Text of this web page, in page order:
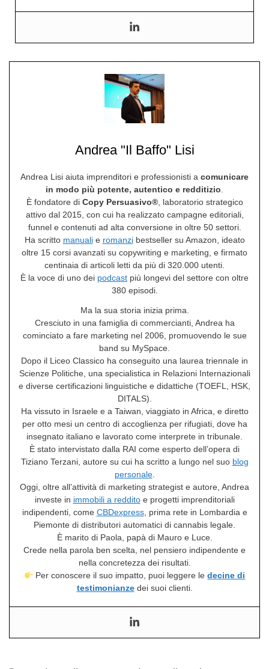
Andrea "Il Baffo" Lisi
Andrea Lisi aiuta imprenditori e professionisti a comunicare
in modo più potente, autentico e redditizio.
È fondatore di Copy Persuasivo®, laboratorio strategico
attivo dal 2015, con cui ha realizzato campagne editoriali,
funnel e contenuti ad alta conversione in oltre 50 settori.
Ha scritto manualie romanzibestseller su Amazon, ideato
oltre 15 corsi avanzati su copywriting e marketing, e firmato
centinaia di articoli letti da più di 320.000 utenti.
È la voce di uno dei podcast più longevi del settore con oltre
380 episodi.
Ma la sua storia inizia prima.
Cresciuto in una famiglia di commercianti, Andrea ha
cominciato a fare marketing nel 2006, promuovendo le sue
band su MySpace.
Dopo il Liceo Classico ha conseguito una laurea triennale in
Scienze Politiche, una specialistica in Relazioni Internazionali
e diverse certificazioni linguistiche e didattiche (TOEFL, HSK,
DITALS).
Ha vissuto in Israele e a Taiwan, viaggiato in Africa, e diretto
per otto mesi un centro di accoglienza per rifugiati, dove ha
insegnato italiano e lavorato come interprete in tribunale.
È stato intervistato dalla RAI come esperto dell’opera di
Tiziano Terzani, autore su cui ha scritto a lungo nel suo blog
personale.
Oggi, oltre all’attività di marketing strategist e autore, Andrea
investe in immobili a redditoe progetti imprenditoriali
indipendenti, come CBDexpress, prima rete in Lombardia e
Piemonte di distributori automatici di cannabis legale.
È marito di Paola, papà di Mauro e Luce.
Crede nella parola ben scelta, nel pensiero indipendente e
nella concretezza dei risultati.
Per conoscere il suo impatto, puoi leggere ledecine di
testimonianzedei suoi clienti.